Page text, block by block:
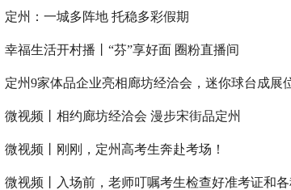
定州：一城多阵地 托稳多彩假期
幸福生活开村播丨“芬”享好面 圈粉直播间
微视频丨相约廊坊经洽会 漫步宋街品定州
微视频丨刚刚，定州高考生奔赴考场！
微视频丨入场前，老师叮嘱考生检查好准考证和